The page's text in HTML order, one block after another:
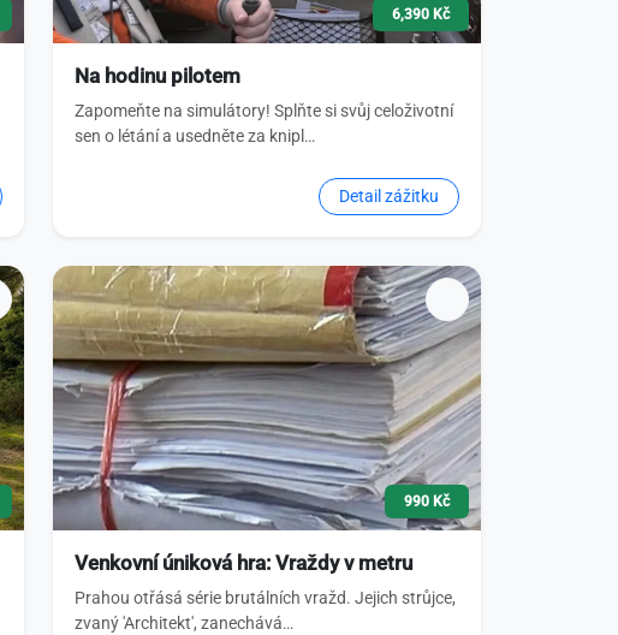
6,390 Kč
Na hodinu pilotem
Zapomeňte na simulátory! Splňte si svůj celoživotní
sen o létání a usedněte za knipl…
Detail zážitku
990 Kč
Venkovní úniková hra: Vraždy v metru
Prahou otřásá série brutálních vražd. Jejich strůjce,
zvaný 'Architekt', zanechává…